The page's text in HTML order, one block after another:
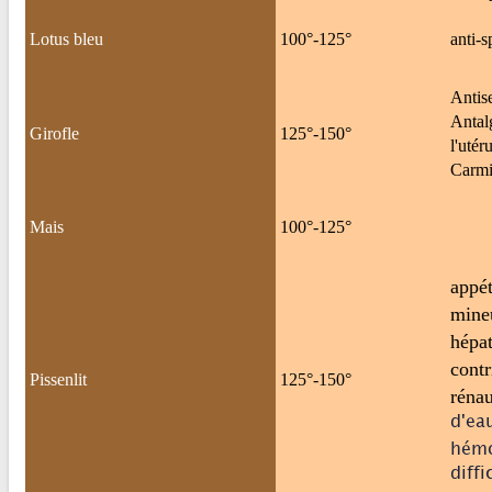
Lotus bleu 100°-125° anti-
Girofle 125°-150°
Mais 100°-125°
Pissenlit 125°-150°